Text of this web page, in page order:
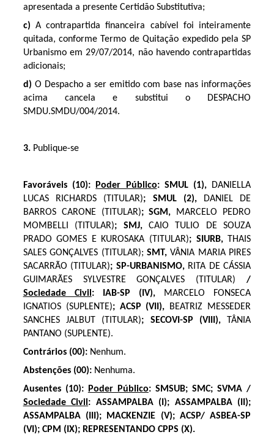
apresentada a presente Certidão Substitutiva;
c) A contrapartida financeira cabível foi inteiramente
quitada, conforme Termo de Quitação expedido pela SP
Urbanismo em 29/07/2014, não havendo contrapartidas
adicionais;
d) O Despacho a ser emitido com base nas informações
acima cancela e substitui o DESPACHO
SMDU.SMDU/004/2014.
3. Publique-se
Favoráveis (10): Poder Público: SMUL (1), DANIELLA
LUCAS RICHARDS (TITULAR); SMUL (2),
DANIEL DE
BARROS CARONE (TITULAR); SGM, MARCELO PEDRO
MOMBELLI (TITULAR); SMJ,CAIO TULIO DE SOUZA
PRADO GOMES E KUROSAKA (TITULAR); SIURB,THAIS
SALES GONÇALVES (TITULAR); SMT,VÂNIA MARIA PIRES
SACARRÃO (TITULAR); SP-URBANISMO, RITA DE CÁSSIA
GUIMARÃES SYLVESTRE GONÇALVES (TITULAR)/
Sociedade Civil : IAB-SP (IV),
MARCELO FONSECA
IGNATIOS (SUPLENTE); ACSP (VII), BEATRIZ MESSEDER
SANCHES JALBUT (TITULAR); SECOVI-SP (VIII),TÂNIA
PANTANO (SUPLENTE).
Contrários (00): Nenhum.
Abstenções (00): Nenhuma.
Ausentes (10):
Poder Público: SMSUB; SMC; SVMA /
Sociedade Civil : ASSAMPALBA (I); ASSAMPALBA (II);
ASSAMPALBA (III); MACKENZIE (V); ACSP/ ASBEA-SP
(VI); CPM (IX); REPRESENTANDO CPPS (X).